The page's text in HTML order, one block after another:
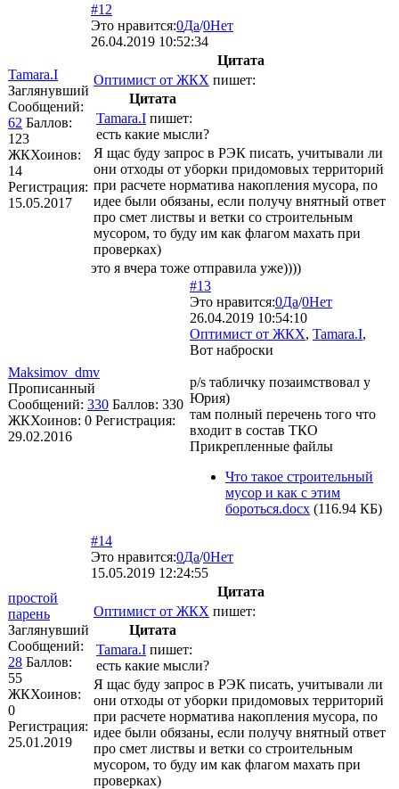
Tamara.I
Заглянувший
Сообщений:
62 Баллов:
123
ЖКХоинов:
14
Регистрация:
15.05.2017
#12
Это нравится:0Да/0Нет
26.04.2019 10:52:34
Цитата
Оптимист от ЖКХ пишет:
Цитата
Tamara.I пишет:
есть какие мысли?
Я щас буду запрос в РЭК писать, учитывали ли
они отходы от уборки придомовых территорий
при расчете норматива накопления мусора, по
идее были обязаны, если получу внятный ответ
про смет листвы и ветки со строительным
мусором, то буду им как флагом махать при
проверках)
это я вчера тоже отправила уже))))
Maksimov_dmv
Прописанный
Сообщений: 330 Баллов: 330
ЖКХоинов: 0 Регистрация:
29.02.2016
#13
Это нравится:0Да/0Нет
26.04.2019 10:54:10
Оптимист от ЖКХ, Tamara.I,
Вот наброски
p/s табличку позаимствовал у
Юрия)
там полный перечень того что
входит в состав ТКО
Прикрепленные файлы
Что такое строительный
мусор и как с этим
бороться.docx (116.94 КБ)
простой
парень
Заглянувший
Сообщений:
28 Баллов:
55
ЖКХоинов:
0
Регистрация:
25.01.2019
#14
Это нравится:0Да/0Нет
15.05.2019 12:24:55
Цитата
Оптимист от ЖКХ пишет:
Цитата
Tamara.I пишет:
есть какие мысли?
Я щас буду запрос в РЭК писать, учитывали ли
они отходы от уборки придомовых территорий
при расчете норматива накопления мусора, по
идее были обязаны, если получу внятный ответ
про смет листвы и ветки со строительным
мусором, то буду им как флагом махать при
проверках)